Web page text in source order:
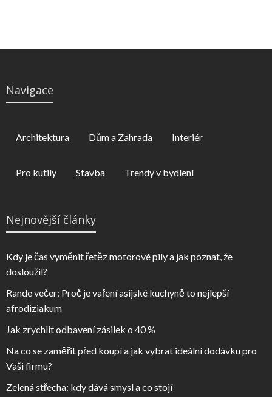
Navigace
Architektura Dům a Zahrada Interiér
Pro kutily Stavba Trendy v bydlení
Nejnovější články
Kdy je čas vyměnit řetěz motorové pily a jak poznat, že
dosloužil?
Rande večer: Proč je vaření asijské kuchyně to nejlepší
afrodiziakum
Jak zrychlit odbavení zásilek o 40 %
Na co se zaměřit před koupí a jak vybrat ideální dodávku pro
Vaši firmu?
Zelená střecha: kdy dává smysl a co stojí